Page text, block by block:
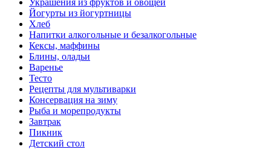
Украшения из фруктов и овощей
Йогурты из йогуртницы
Хлеб
Напитки алкогольные и безалкогольные
Кексы, маффины
Блины, оладьи
Варенье
Тесто
Рецепты для мультиварки
Консервация на зиму
Рыба и морепродукты
Завтрак
Пикник
Детский стол